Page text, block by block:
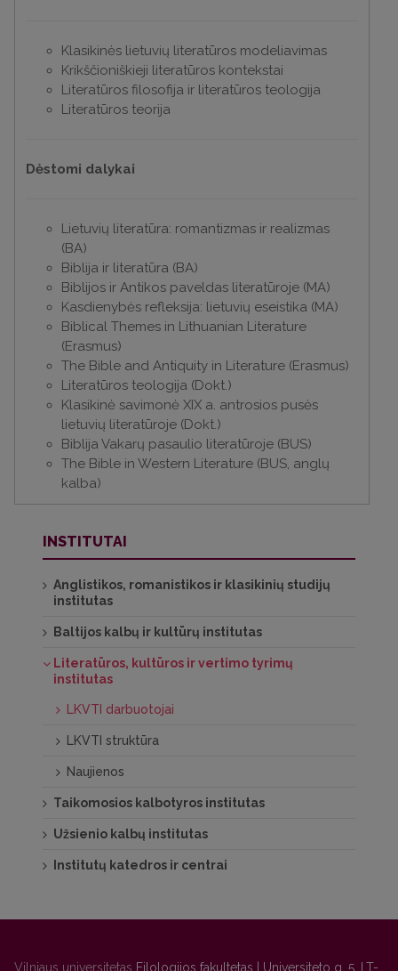
Klasikinės lietuvių literatūros modeliavimas
Krikščioniškieji literatūros kontekstai
Literatūros filosofija ir literatūros teologija
Literatūros teorija
Dėstomi dalykai
Lietuvių literatūra: romantizmas ir realizmas
(BA)
Biblija ir literatūra (BA)
Biblijos ir Antikos paveldas literatūroje (MA)
Kasdienybės refleksija: lietuvių eseistika (MA)
Biblical Themes in Lithuanian Literature
(Erasmus)
The Bible and Antiquity in Literature (Erasmus)
Literatūros teologija (Dokt.)
Klasikinė savimonė XIX a. antrosios pusės
lietuvių literatūroje (Dokt.)
Biblija Vakarų pasaulio literatūroje (BUS)
The Bible in Western Literature (BUS, anglų
kalba)
INSTITUTAI
Anglistikos, romanistikos ir klasikinių studijų
institutas
Baltijos kalbų ir kultūrų institutas
Literatūros, kultūros ir vertimo tyrimų
institutas
LKVTI darbuotojai
LKVTI struktūra
Naujienos
Taikomosios kalbotyros institutas
Užsienio kalbų institutas
Institutų katedros ir centrai
Vilniaus universitetas Filologijos fakultetas | Universiteto g. 5, LT-